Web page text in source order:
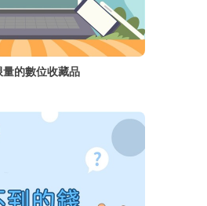
量的數位收藏品